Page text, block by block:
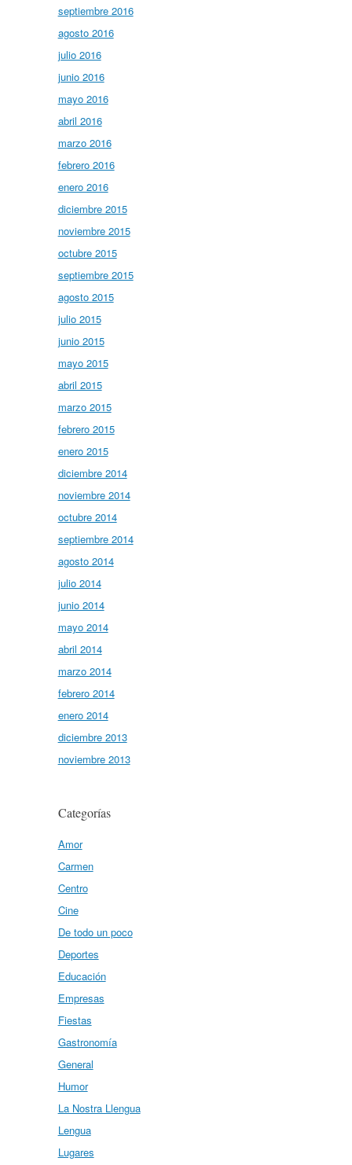
septiembre 2016
agosto 2016
julio 2016
junio 2016
mayo 2016
abril 2016
marzo 2016
febrero 2016
enero 2016
diciembre 2015
noviembre 2015
octubre 2015
septiembre 2015
agosto 2015
julio 2015
junio 2015
mayo 2015
abril 2015
marzo 2015
febrero 2015
enero 2015
diciembre 2014
noviembre 2014
octubre 2014
septiembre 2014
agosto 2014
julio 2014
junio 2014
mayo 2014
abril 2014
marzo 2014
febrero 2014
enero 2014
diciembre 2013
noviembre 2013
Categorías
Amor
Carmen
Centro
Cine
De todo un poco
Deportes
Educación
Empresas
Fiestas
Gastronomía
General
Humor
La Nostra Llengua
Lengua
Lugares